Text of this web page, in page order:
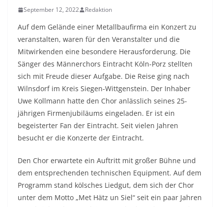
September 12, 2022 Redaktion
Auf dem Gelände einer Metallbaufirma ein Konzert zu
veranstalten, waren für den Veranstalter und die
Mitwirkenden eine besondere Herausforderung. Die
Sänger des Männerchors Eintracht Köln-Porz stellten
sich mit Freude dieser Aufgabe. Die Reise ging nach
Wilnsdorf im Kreis Siegen-Wittgenstein. Der Inhaber
Uwe Kollmann hatte den Chor anlässlich seines 25-
jährigen Firmenjubiläums eingeladen. Er ist ein
begeisterter Fan der Eintracht. Seit vielen Jahren
besucht er die Konzerte der Eintracht.
Den Chor erwartete ein Auftritt mit großer Bühne und
dem entsprechenden technischen Equipment. Auf dem
Programm stand kölsches Liedgut, dem sich der Chor
unter dem Motto „Met Hätz un Siel“ seit ein paar Jahren